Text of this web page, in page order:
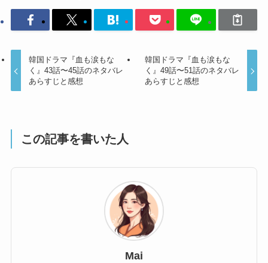
韓国ドラマ『血も涙もな
く』43話〜45話のネタバレ
あらすじと感想
韓国ドラマ『血も涙もな
く』49話〜51話のネタバレ
あらすじと感想
この記事を書いた人
Mai